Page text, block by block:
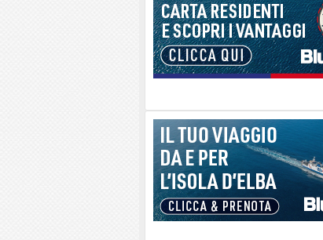
A Carpani si apre la Festa di